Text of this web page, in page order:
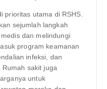
prioritas utama di RSHS.
sejumlah langkah
dan melindungi
program keamanan
infeksi, dan
sakit juga
untuk